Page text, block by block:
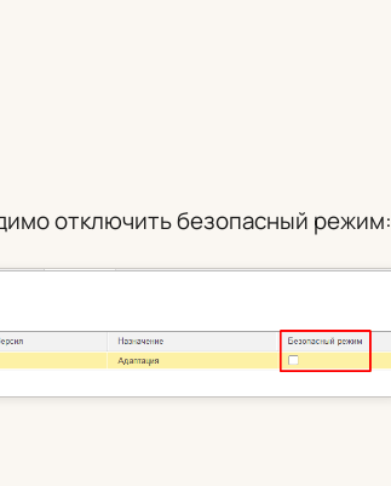
отключить безопасный режим: